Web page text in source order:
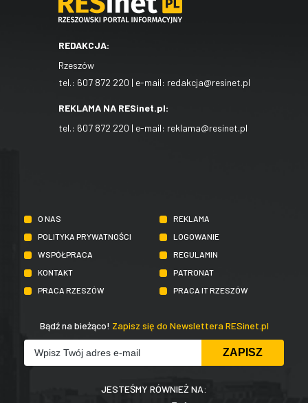
REDAKCJA:
Rzeszów
tel.: 607 872 220 | e-mail: redakcja@resinet.pl
REKLAMA NA RESinet.pl:
tel.: 607 872 220 | e-mail: reklama@resinet.pl
O NAS
REKLAMA
POLITYKA PRYWATNOŚCI
LOGOWANIE
WSPÓŁPRACA
REGULAMIN
KONTAKT
PATRONAT
PRACA RZESZÓW
PRACA IT RZESZÓW
Bądź na bieżąco! Zapisz się do Newslettera RESinet.pl
JESTEŚMY RÓWNIEŻ NA: